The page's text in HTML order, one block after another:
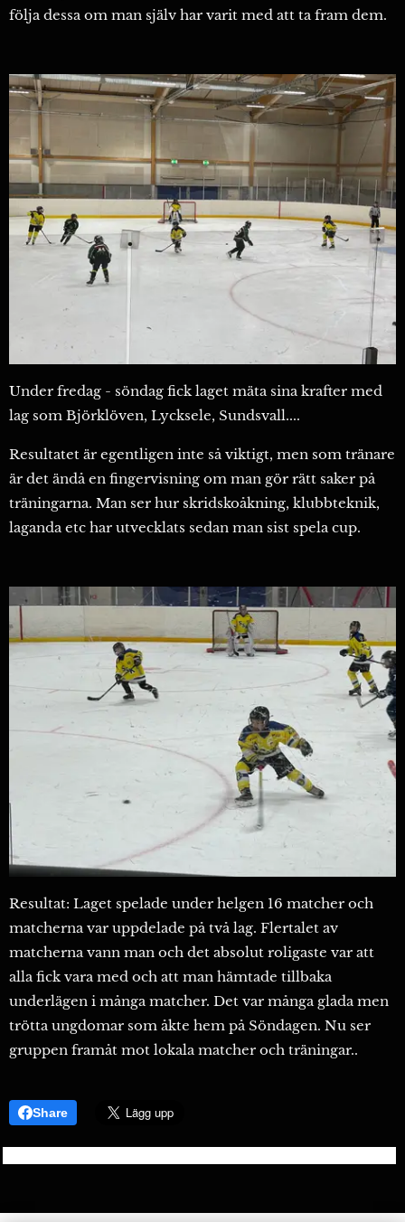
följa dessa om man själv har varit med att ta fram dem.
Under fredag - söndag fick laget mäta sina krafter med
lag som Björklöven, Lycksele, Sundsvall....
Resultatet är egentligen inte så viktigt, men som tränare
är det ändå en fingervisning om man gör rätt saker på
träningarna. Man ser hur skridskoåkning, klubbteknik,
laganda etc har utvecklats sedan man sist spela cup.
Resultat: Laget spelade under helgen 16 matcher och
matcherna var uppdelade på två lag. Flertalet av
matcherna vann man och det absolut roligaste var att
alla fick vara med och att man hämtade tillbaka
underlägen i många matcher. Det var många glada men
trötta ungdomar som åkte hem på Söndagen. Nu ser
gruppen framåt mot lokala matcher och träningar..
Share